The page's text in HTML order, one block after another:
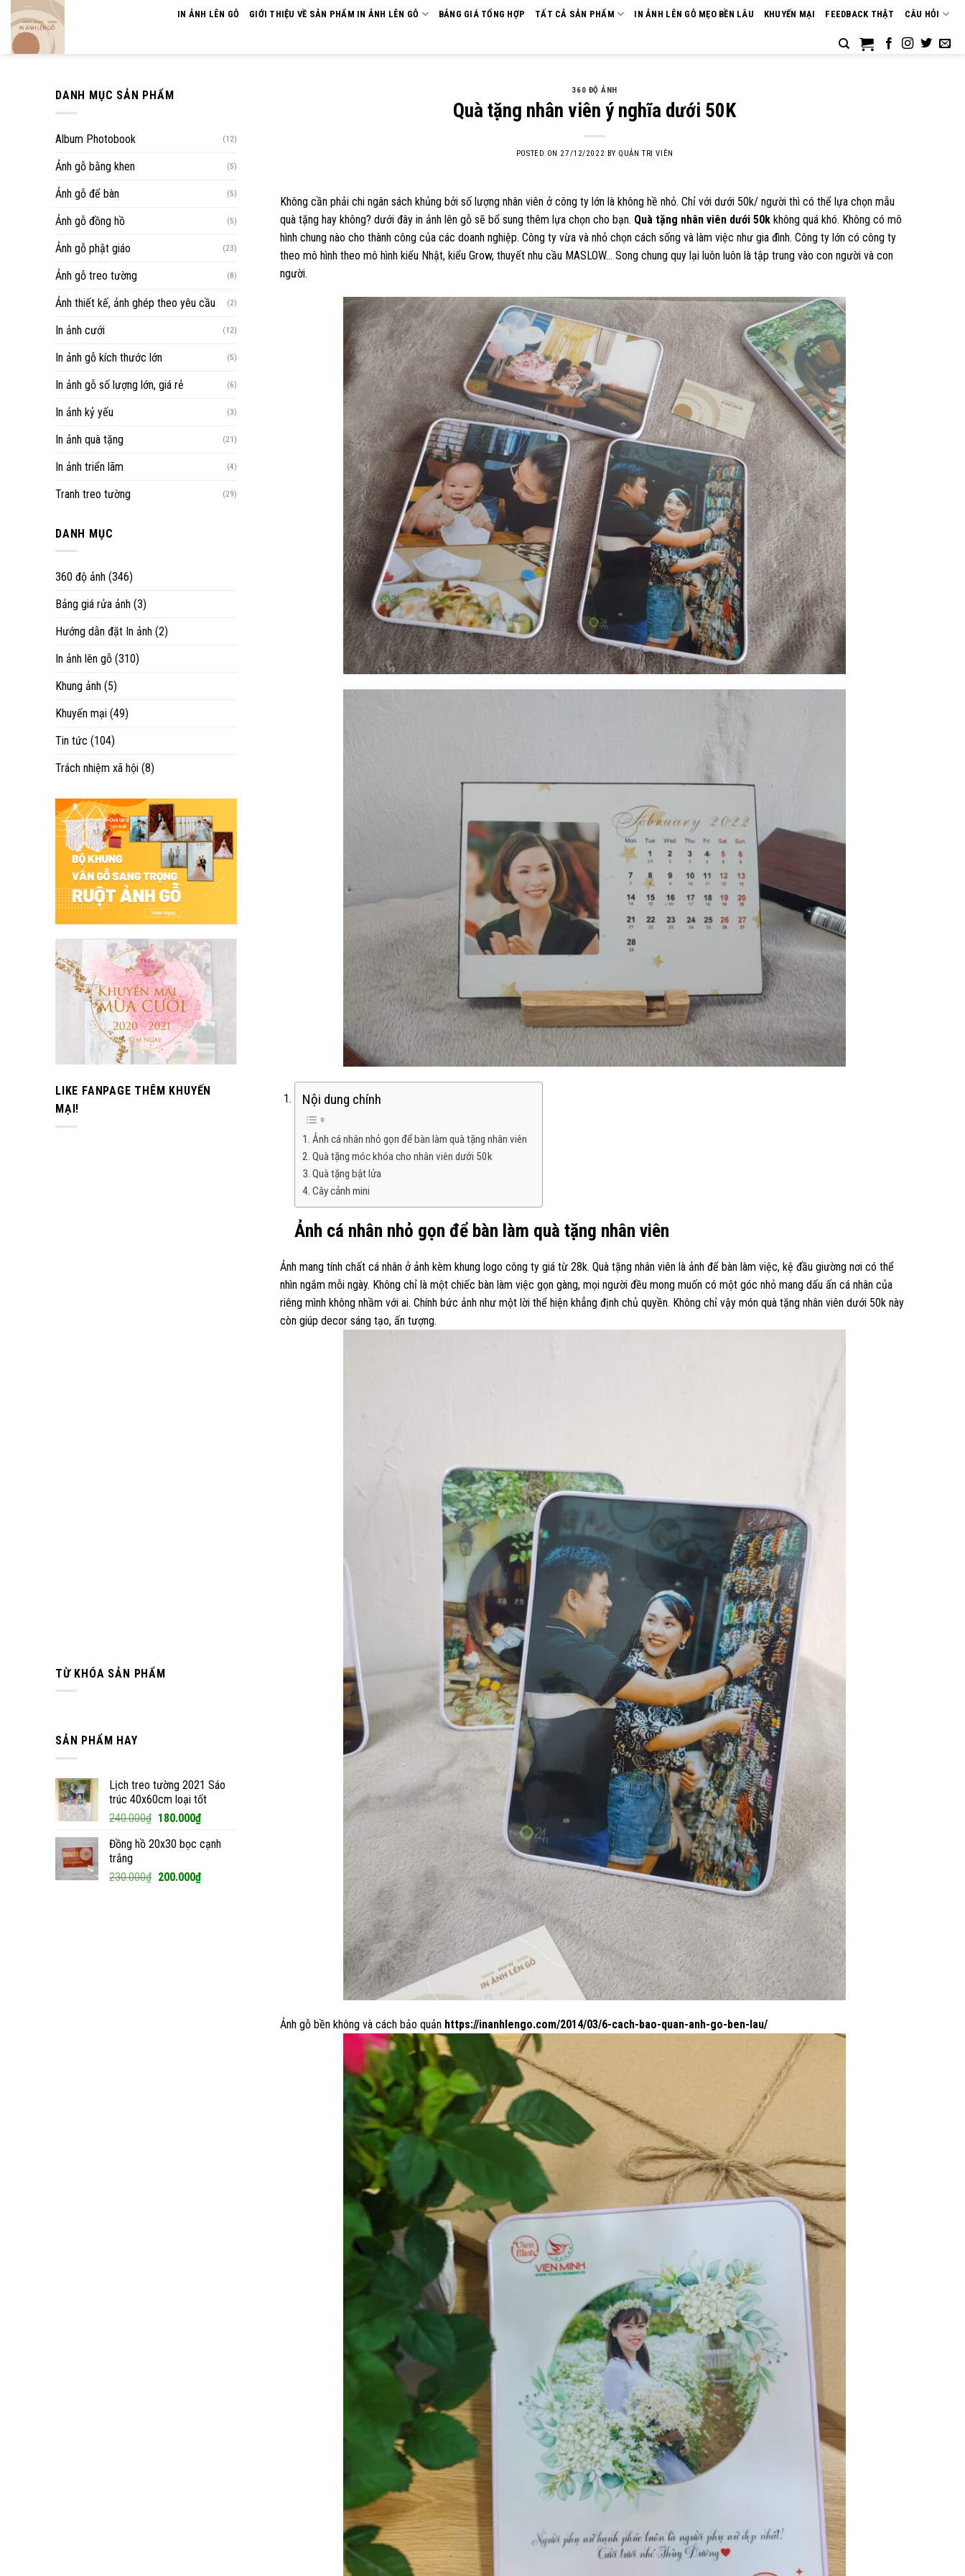
Skip
content
IN ẢNH LÊN GỖ GIỚI THIỆU VỀ SẢN PHẨM IN ẢNH LÊN GỖ BẢNG GIÁ TỔNG HỢP TẤT CẢ SẢN PHẨM IN ẢNH LÊN GỖ MẸO BỀN LÂU KHUYẾN MẠI FEEDBACK THẬT CÂU HỎI
DANH MỤC SẢN PHẨM
Album Photobook (12)
Ảnh gỗ bằng khen (5)
Ảnh gỗ để bàn (5)
Ảnh gỗ đồng hồ (5)
Ảnh gỗ phật giáo (23)
Ảnh gỗ treo tường (8)
Ảnh thiết kế, ảnh ghép theo yêu cầu (2)
In ảnh cưới (12)
In ảnh gỗ kích thước lớn (5)
In ảnh gỗ số lượng lớn, giá rẻ (6)
In ảnh kỷ yếu (3)
In ảnh quà tặng (21)
In ảnh triển lãm (4)
Tranh treo tường (29)
DANH MỤC
360 độ ảnh (346)
Bảng giá rửa ảnh (3)
Hướng dẫn đặt In ảnh (2)
In ảnh lên gỗ (310)
Khung ảnh (5)
Khuyến mại (49)
Tin tức (104)
Trách nhiệm xã hội (8)
LIKE FANPAGE THÊM KHUYẾN
MẠI!
TỪ KHÓA SẢN PHẨM
SẢN PHẨM HAY
Lịch treo tường 2021 Sáo
trúc 40x60cm loại tốt
240.000₫ Giá
là:
180.000₫Giá
tại
180.000₫.
Đồng hồ 20x30 bọc cạnh
trắng
230.000₫ Giá
200.000₫Giá
360 ĐỘ ẢNH
Quà tặng nhân viên ý nghĩa dưới 50K
POSTED ON 27/12/2022 BY QUẢN TRỊ VIÊN
Không cần phải chi ngân sách khủng bởi số lượng nhân viên ở công ty lớn là không hề nhỏ. Chỉ với dưới 50k/ người thì có thể lựa chọn mẫu
quà tặng hay không? dưới đây in ảnh lên gỗ sẽ bổ sung thêm lựa chọn cho bạn. Quà tặng nhân viên dưới 50kkhông quá khó. Không có mô
hình chung nào cho thành công của các doanh nghiệp. Công ty vừa và nhỏ chọn cách sống và làm việc như gia đình. Công ty lớn có công ty
theo mô hình theo mô hình kiểu Nhật, kiểu Grow, thuyết nhu cầu MASLOW… Song chung quy lại luôn luôn là tập trung vào con người và con
người.
Nội dung chính
Ảnh cá nhân nhỏ gọn để bàn làm quà tặng nhân viên
Quà tặng móc khóa cho nhân viên dưới 50k
Quà tặng bật lửa
Cây cảnh mini
Ảnh cá nhân nhỏ gọn để bàn làm quà tặng nhân viên
Ảnh mang tính chất cá nhân ở ảnh kèm khung logo công ty giá từ 28k. Quà tặng nhân viên là ảnh để bàn làm việc, kệ đầu giường nơi có thể
nhìn ngắm mỗi ngày. Không chỉ là một chiếc bàn làm việc gọn gàng, mọi người đều mong muốn có một góc nhỏ mang dấu ấn cá nhân của
riêng mình không nhầm với ai. Chính bức ảnh như một lời thể hiện khẳng định chủ quyền. Không chỉ vậy món quà tặng nhân viên dưới 50k này
còn giúp decor sáng tạo, ấn tượng.
Ảnh gỗ bền không và cách bảo quản https://inanhlengo.com/2014/03/6-cach-bao-quan-anh-go-ben-lau/